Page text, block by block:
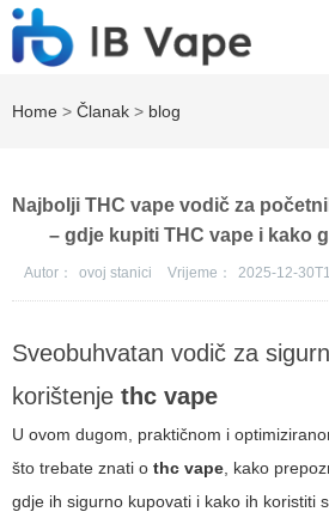
Home > Članak > blog
Najbolji THC vape vodič za
– gdje kupiti THC vape i kako
Autor： ovoj stanici Vrijeme： 2025-12-
Sveobuhvatan vodič za
korištenje thc vape
U ovom dugom, praktičnom i
što trebate znati o thc vape, kako
gdje ih sigurno kupovati i kako ih koristiti